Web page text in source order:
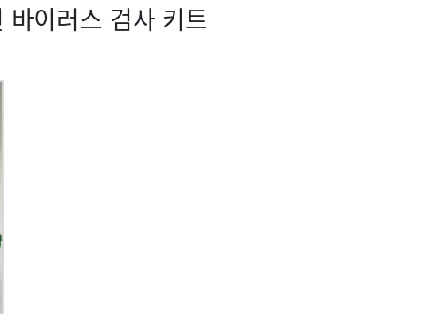
이러스 검사 키트